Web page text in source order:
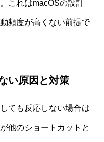
これはmacOSの設計
頻度が高くない前提で
い原因と対策
ても反応しない場合は
他のショートカットと